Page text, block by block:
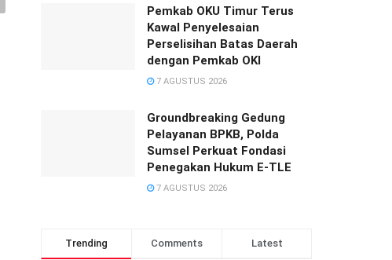
Pemkab OKU Timur Terus
Kawal Penyelesaian
Perselisihan Batas Daerah
dengan Pemkab OKI
7 AGUSTUS 2026
Groundbreaking Gedung
Pelayanan BPKB, Polda
Sumsel Perkuat Fondasi
Penegakan Hukum E-TLE
7 AGUSTUS 2026
Trending Comments Latest